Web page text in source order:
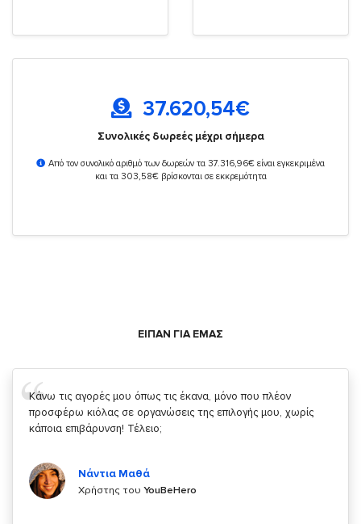
37.620,54€
Συνολικές δωρεές μέχρι σήμερα
Από τον συνολικό αριθμό των δωρεών τα 37.316,96€ είναι εγκεκριμένα
και τα 303,58€ βρίσκονται σε εκκρεμότητα
ΕΙΠΑΝ ΓΙΑ ΕΜΑΣ
Σας ευχαριστώ που μας δίνετε την δυνατότητα να κάνουμε
κάτι!
Χρήστης τουYouBeHero